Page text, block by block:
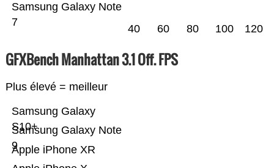
Samsung Galaxy Note
7
40 60 80 100 120
GFXBench Manhattan 3.1 Off. FPS
Plus élevé = meilleur
Apple iPhone XR
Samsung Galaxy Note
9
Samsung Galaxy
S10+